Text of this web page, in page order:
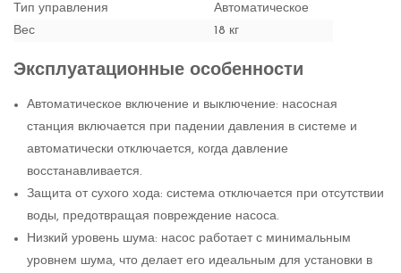
Тип управления
Автоматическое
Вес
18 кг
Эксплуатационные особенности
Автоматическое включение и выключение: насосная
станция включается при падении давления в системе и
автоматически отключается, когда давление
восстанавливается.
Защита от сухого хода: система отключается при отсутствии
воды, предотвращая повреждение насоса.
Низкий уровень шума: насос работает с минимальным
уровнем шума, что делает его идеальным для установки в